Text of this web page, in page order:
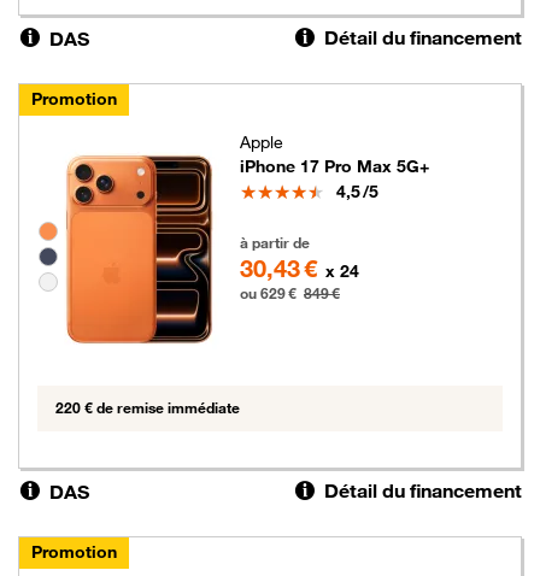
DAS Détail du financement
Promotion
Groupe de couleurs disponibles non sélectionnables
Apple
iPhone 17 Pro Max 5G+
Note
4,5/5
à partir de
30,43 € x 24
ou 629 € 849 €
220 € de remise immédiate
DAS Détail du financement
Promotion